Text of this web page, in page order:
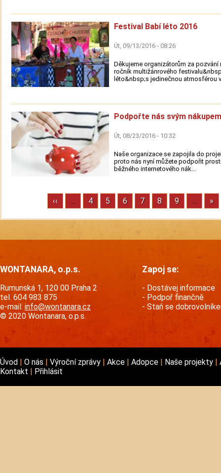
Festival Babí léto 2016
Út, 09/13/2016 - 08:26
Děkujeme organizátorům za pozvání
ročník multižánrového
léto&nbsp;s jedinečnou atmosférou
Podpořte nás svým
Út, 08/23/2016 - 10:32
Naše organizace se zapojila do
proto nás nyní můžete podpořit
běžného internetového nák...
Pagination
Previous
page
‹‹ … Stránka
4 Stránka
5 Stránka
6 Stránka
7 Stránka
8 Stránka
9 … »
WONTANARA, o.p.s.
Rumunská 1, 120 00 Praha 2
tel. 604 983 875
e-mail: info@wontanara.cz
© 2020 Wontanara, o.p.s.
Zapoj se:
Dostávej informace
Podpoř finančně
Staň se
Úvod O nás Výroční zprávy Akce Adopce Naše projekty
Kontakt
Přihlásit